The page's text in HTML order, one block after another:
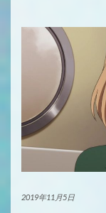
2019年11月5日